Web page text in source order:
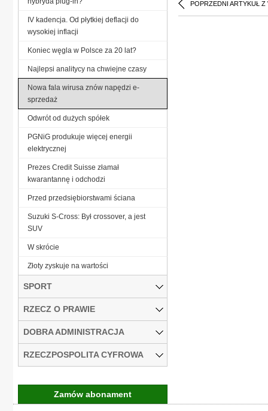
POPRZEDNI ARTYKUŁ Z
IV kadencja. Od płytkiej deflacji do
wysokiej inflacji
Koniec węgla w Polsce za 20 lat?
Najlepsi analitycy na chwiejne czasy
Nowa fala wirusa znów napędzi e-
sprzedaż
Odwrót od dużych spółek
PGNiG produkuje więcej energii
elektrycznej
Prezes Credit Suisse złamał
kwarantannę i odchodzi
Przed przedsiębiorstwami ściana
Suzuki S-Cross: Był crossover, a jest
SUV
W skrócie
Złoty zyskuje na wartości
SPORT
RZECZ O PRAWIE
DOBRA ADMINISTRACJA
RZECZPOSPOLITA CYFROWA
Zamów abonament